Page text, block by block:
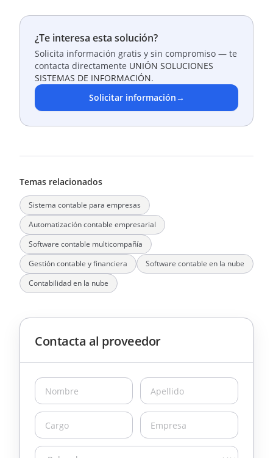
¿Te interesa esta solución?
Solicita información gratis y sin compromiso — te
contacta directamente UNIÓN SOLUCIONES
SISTEMAS DE INFORMACIÓN.
Solicitar información→
Temas relacionados
Sistema contable para empresas
Automatización contable empresarial
Software contable multicompañía
Gestión contable y financiera
Software contable en la nube
Contabilidad en la nube
Contacta al proveedor